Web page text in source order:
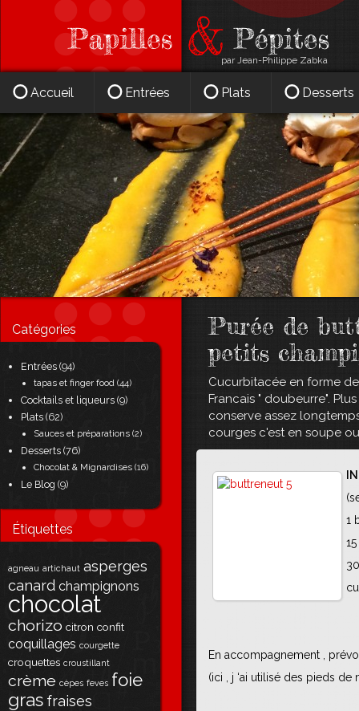
par Jean-Philippe Zabka
Catégories
Entrées (94)
tapas et finger food (44)
Cocktails et liqueurs (9)
Plats (62)
Sauces et préparations (2)
Desserts (76)
Chocolat & Mignardises (16)
Le Blog (9)
Étiquettes
agneau artichaut asperges
canard champignons
chocolat
chorizo citron confit
coquillages courgette
croquettes croustillant
crème cèpes feves foie
gras fraises
Purée de
petits
Cucurbitacée en forme
Francais " doubeurre".
conserve assez
courges c'est en soupe
1
En accompagnement ,
(ici , j ‘ai utilisé des pieds de
Accueil Entrées Plats Desserts